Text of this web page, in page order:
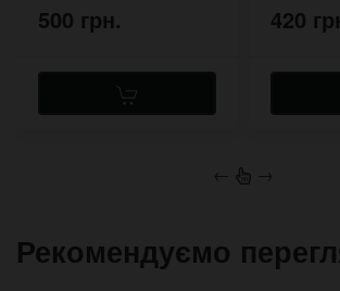
500 грн. 420
← →
Рекомендуємо